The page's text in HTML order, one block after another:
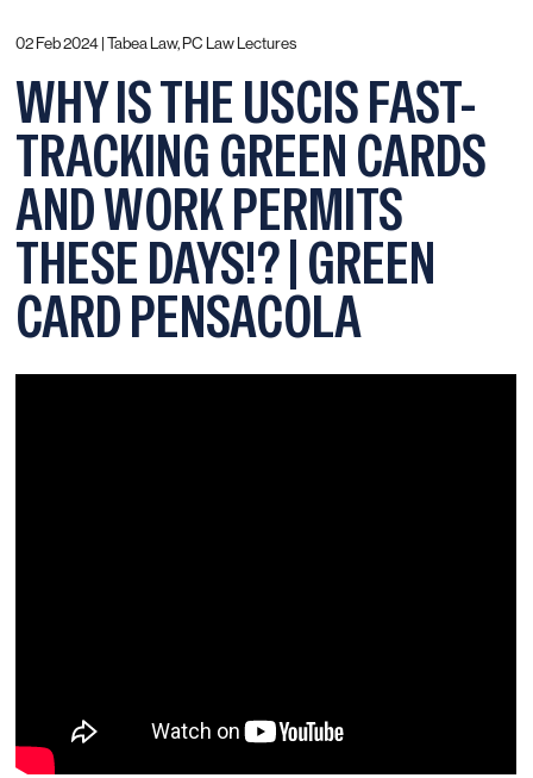
02 Feb 2024 |Tabea Law, PC Law Lectures
WHY IS THE USCIS FAST-
TRACKING GREEN CARDS
AND WORK PERMITS
THESE DAYS!? | GREEN
CARD PENSACOLA